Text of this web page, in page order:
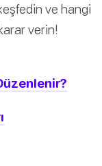
ve hangi
verin!